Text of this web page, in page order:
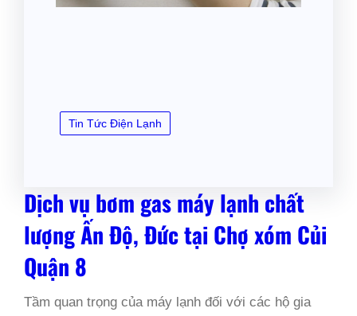
Tin Tức Điện Lạnh
Dịch vụ bơm gas máy lạnh chất
lượng Ấn Độ, Đức tại Chợ xóm Củi
Quận 8
Tầm quan trọng của máy lạnh đối với các hộ gia